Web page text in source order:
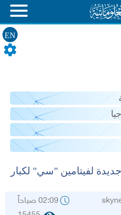
EN
لفيتامين "سي" لكبار
02:09 صباحاً